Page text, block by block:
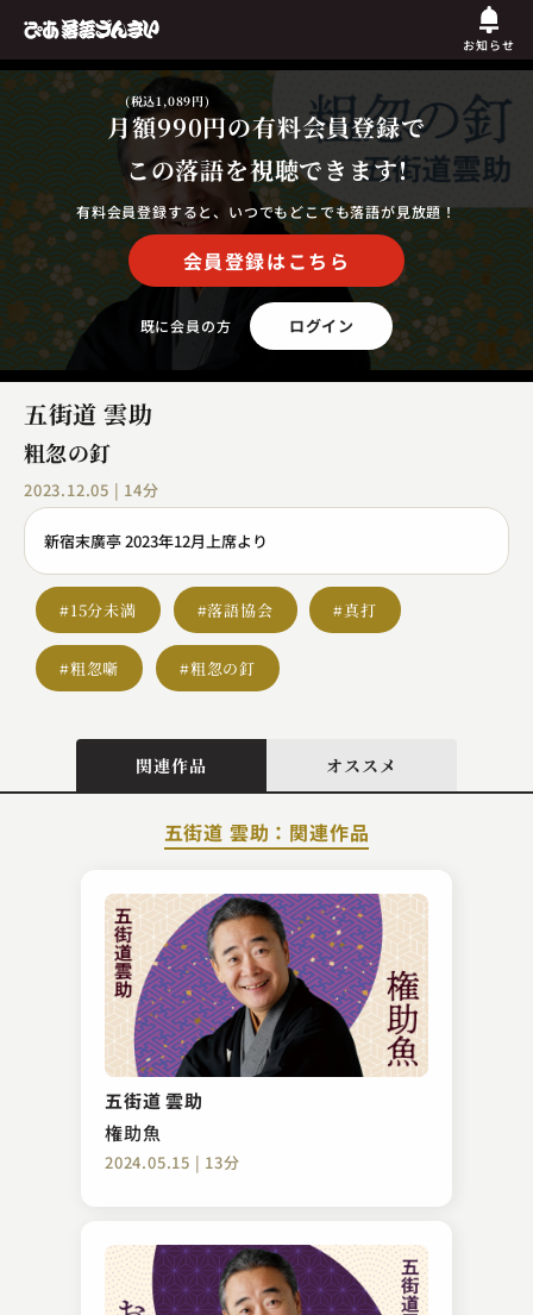
お知らせ
月額990円
(税込1,089円)
の有料会員登録で
この落語を視聴できます!
有料会員登録すると、いつでもどこでも落語が見放題！
会員登録はこちら
既に会員の方 ログイン
五街道 雲助
粗忽の釘
2023.12.05 | 14分
新宿末廣亭 2023年12月上席より
#15分未満 #落語協会 #真打
#粗忽噺 #粗忽の釘
関連作品 オススメ
五街道 雲助：関連作品
五街道 雲助
権助魚
2024.05.15 | 13分
柳家 小里ん
碁泥
2023.06.10 | 14分